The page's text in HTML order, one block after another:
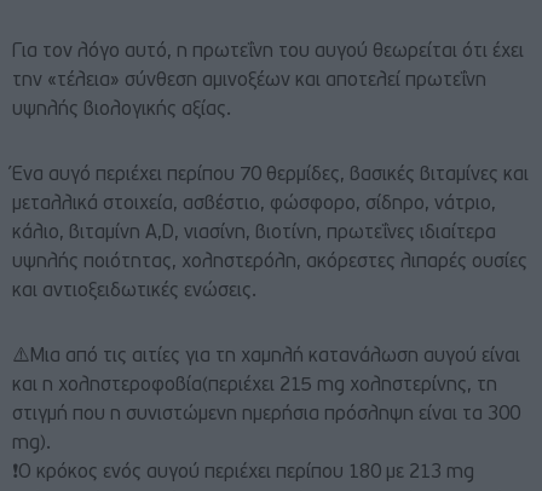
Για τον λόγο αυτό, η πρωτεΐνη του αυγού θεωρείται ότι έχει
την «τέλεια» σύνθεση αμινοξέων και αποτελεί πρωτεΐνη
υψηλής βιολογικής αξίας.
Ένα αυγό περιέχει περίπου 70 θερμίδες, βασικές βιταμίνες και
μεταλλικά στοιχεία, ασβέστιο, φώσφορο, σίδηρο, νάτριο,
κάλιο, βιταμίνη Α,D, νιασίνη, βιοτίνη, πρωτεΐνες ιδιαίτερα
υψηλής ποιότητας, χοληστερόλη, ακόρεστες λιπαρές ουσίες
και αντιοξειδωτικές ενώσεις.
⚠️Μια από τις αιτίες για τη χαμηλή κατανάλωση αυγού είναι
και η χοληστεροφοβία(περιέχει 215 mg χοληστερίνης, τη
στιγμή που η συνιστώμενη ημερήσια πρόσληψη είναι τα 300
mg).
❗️Ο κρόκος ενός αυγού περιέχει περίπου 180 με 213 mg